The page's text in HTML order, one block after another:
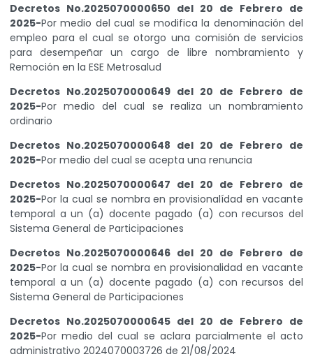
Decretos No.2025070000650 del 20 de Febrero de
2025-Por medio del cual se modifica la denominación del
empleo para el cual se otorgo una comisión de servicios
para desempeñar un cargo de libre nombramiento y
Remoción en la ESE Metrosalud
Decretos No.2025070000649 del 20 de Febrero de
2025-Por medio del cual se realiza un nombramiento
ordinario
Decretos No.2025070000648 del 20 de Febrero de
2025-Por medio del cual se acepta una renuncia
Decretos No.2025070000647 del 20 de Febrero de
2025-Por la cual se nombra en provisionalídad en vacante
temporal a un (a) docente pagado (a) con recursos del
Sistema General de Participaciones
Decretos No.2025070000646 del 20 de Febrero de
2025-Por la cual se nombra en provisionalidad en vacante
temporal a un (a) docente pagado (a) con recursos del
Sistema General de Participaciones
Decretos No.2025070000645 del 20 de Febrero de
2025-Por medio del cual se aclara parcialmente el acto
administrativo 2024070003726 de 21/08/2024